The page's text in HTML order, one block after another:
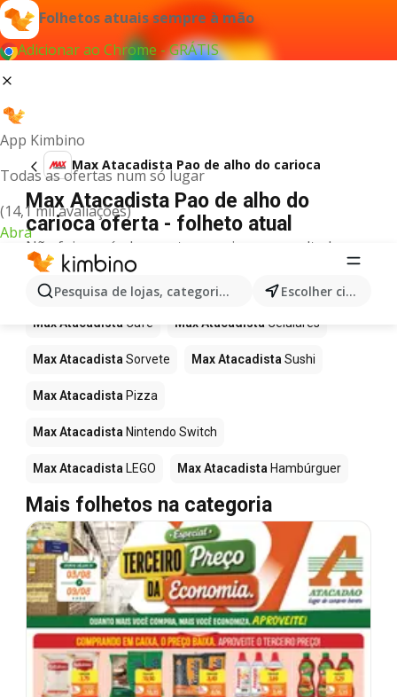
Folhetos atuais sempre à mão
Adicionar ao Chrome - GRÁTIS
App Kimbino
Todas as ofertas num só lugar
(14,1 mil avaliações)
Abra
Pesquisa de lojas, categorias,produtos... Escolher cidade
Max Atacadista Pao de alho do carioca
Max Atacadista Pao de alho do
carioca oferta - folheto atual
Não foi possível encontrar quaisquer resultados
para este termo.
Mais produtos em Max Atacadista
Max Atacadista Café Max Atacadista Celulares
Max Atacadista Sorvete Max Atacadista Sushi
Max Atacadista Pizza
Max Atacadista Nintendo Switch
Max Atacadista LEGO Max Atacadista Hambúrguer
Mais folhetos na categoria